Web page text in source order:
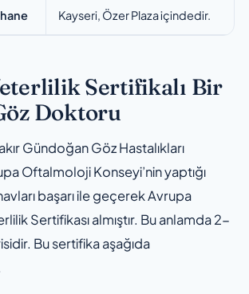
Kayseri, Özer Plaza içindedir.
Sertifikalı Bir
Doktoru
Gündoğan Göz Hastalıkları
Oftalmoloji Konseyi’nin yaptığı
başarı ile geçerek Avrupa
Sertifikası almıştır. Bu anlamda 2-
Bu sertifika aşağıda